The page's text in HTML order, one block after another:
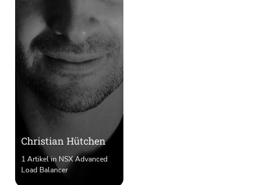
Christian Hütchen
1 Artikel in NSX Advanced
Load Balancer